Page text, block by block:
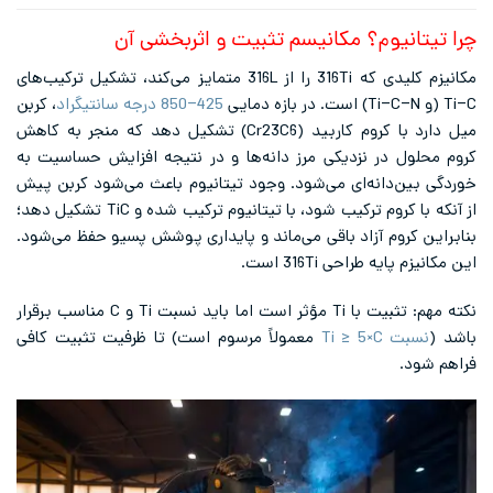
چرا تیتانیوم؟ مکانیسم تثبیت و اثربخشی آن
مکانیزم کلیدی که 316Ti را از 316L متمایز می‌کند، تشکیل ترکیب‌های
Ti–C (و Ti–C–N) است. در بازه دمایی
425–850 درجه سانتیگراد
، کربن
میل دارد با کروم کاربید (Cr23C6) تشکیل دهد که منجر به کاهش
کروم محلول در نزدیکی مرز دانه‌ها و در نتیجه افزایش حساسیت به
خوردگی بین‌دانه‌ای می‌شود. وجود تیتانیوم باعث می‌شود کربن پیش
از آنکه با کروم ترکیب شود، با تیتانیوم ترکیب شده و TiC تشکیل دهد؛
بنابراین کروم آزاد باقی می‌ماند و پایداری پوشش پسیو حفظ می‌شود.
این مکانیزم پایه طراحی 316Ti است.
نکته مهم: تثبیت با Ti مؤثر است اما باید نسبت Ti و C مناسب برقرار
باشد (نسبت Ti ≥ 5×C
معمولاً مرسوم است) تا ظرفیت تثبیت کافی
فراهم شود.